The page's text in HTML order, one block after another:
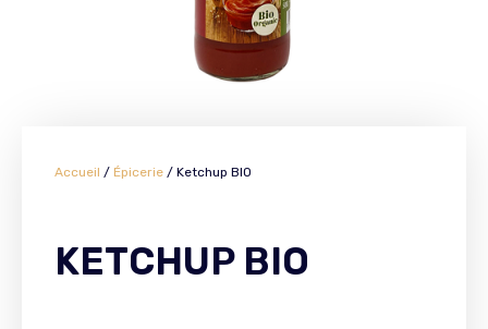
Accueil / Épicerie / Ketchup BIO
KETCHUP BIO